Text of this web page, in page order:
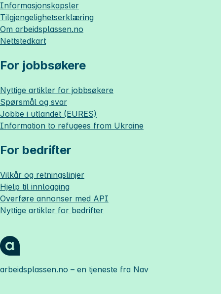
Informasjonskapsler
Tilgjengelighetserklæring
Om arbeidsplassen.no
Nettstedkart
For jobbsøkere
Nyttige artikler for jobbsøkere
Spørsmål og svar
Jobbe i utlandet (EURES)
Information to refugees from Ukraine
For bedrifter
Vilkår og retningslinjer
Hjelp til innlogging
Overføre annonser med API
Nyttige artikler for bedrifter
arbeidsplassen.no – en tjeneste fra Nav